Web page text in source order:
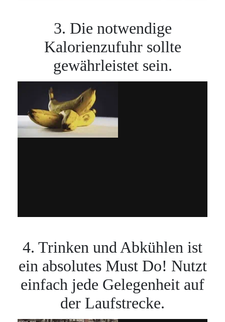
3. Die notwendige
Kalorienzufuhr sollte
gewährleistet sein.
4. Trinken und Abkühlen ist
ein absolutes Must Do! Nutzt
einfach jede Gelegenheit auf
der Laufstrecke.